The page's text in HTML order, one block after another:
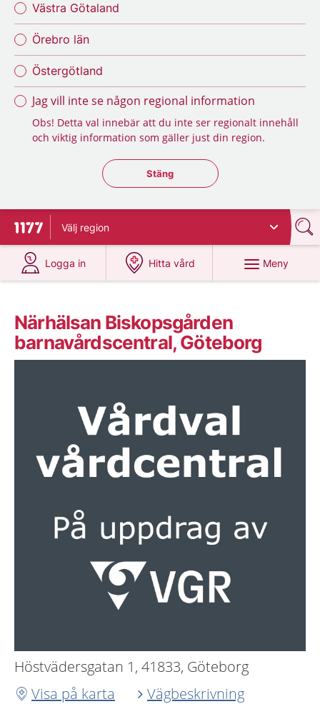
Västra Götaland
Örebro län
Östergötland
Jag vill inte se någon regional information
Obs! Detta val innebär att du inte ser regionalt innehåll
och viktig information som gäller just din region.
Stäng regionsväljaren
Stäng
Till startsidan för 1177
Välj region
Logga in
på 1177.se
Hitta vård
på 1177.se
Meny
Närhälsan Biskopsgården
barnavårdscentral, Göteborg
Höstvädersgatan 1, 41833, Göteborg
Visa på karta
Vägbeskrivning